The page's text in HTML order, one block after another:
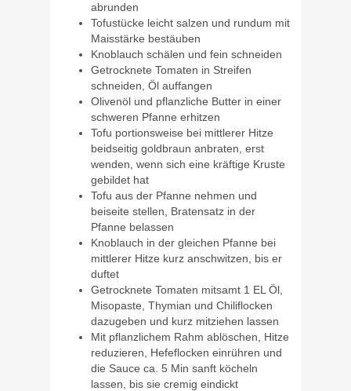
abrunden
Tofustücke leicht salzen und rundum mit
Maisstärke bestäuben
Knoblauch schälen und fein schneiden
Getrocknete Tomaten in Streifen
schneiden, Öl auffangen
Olivenöl und pflanzliche Butter in einer
schweren Pfanne erhitzen
Tofu portionsweise bei mittlerer Hitze
beidseitig goldbraun anbraten, erst
wenden, wenn sich eine kräftige Kruste
gebildet hat
Tofu aus der Pfanne nehmen und
beiseite stellen, Bratensatz in der
Pfanne belassen
Knoblauch in der gleichen Pfanne bei
mittlerer Hitze kurz anschwitzen, bis er
duftet
Getrocknete Tomaten mitsamt 1 EL Öl,
Misopaste, Thymian und Chiliflocken
dazugeben und kurz mitziehen lassen
Mit pflanzlichem Rahm ablöschen, Hitze
reduzieren, Hefeflocken einrühren und
die Sauce ca. 5 Min sanft köcheln
lassen, bis sie cremig eindickt